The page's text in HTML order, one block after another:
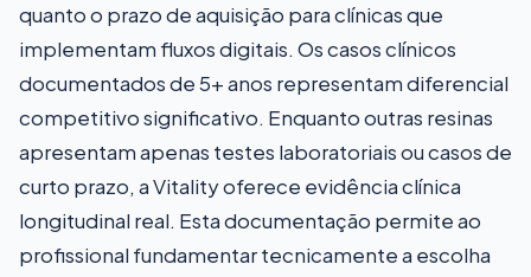
quanto o prazo de aquisição para clínicas que
implementam fluxos digitais. Os casos clínicos
documentados de 5+ anos representam diferencial
competitivo significativo. Enquanto outras resinas
apresentam apenas testes laboratoriais ou casos de
curto prazo, a Vitality oferece evidência clínica
longitudinal real. Esta documentação permite ao
profissional fundamentar tecnicamente a escolha